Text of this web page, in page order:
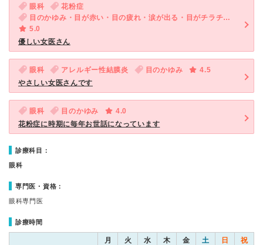
眼科
花粉症
目のかゆみ・目が赤い・目の疲れ・涙が出る・目がチラチラする
5.0
優しい女医さん
眼科 アレルギー性結膜炎 目のかゆみ
4.5
やさしい女医さんです
眼科 目のかゆみ
4.0
花粉症に時期に毎年お世話になっています
診療科目：
眼科
専門医・資格：
眼科専門医
診療時間
月 火 水 木 金 土 日 祝